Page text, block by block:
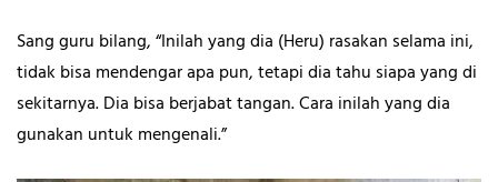
Sang guru bilang, “Inilah yang dia (Heru) rasakan selama ini,
tidak bisa mendengar apa pun, tetapi dia tahu siapa yang di
sekitarnya. Dia bisa berjabat tangan. Cara inilah yang dia
gunakan untuk mengenali.”